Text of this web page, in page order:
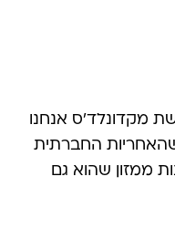
גיפט קארד 100 ₪ למימוש ברשת מקדונלד'ס אנחנו
החברתית
ממזון שהוא גם